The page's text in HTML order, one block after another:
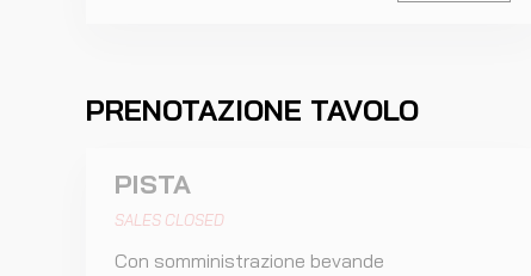
PRENOTAZIONE TAVOLO
PISTA
SALES CLOSED
Con somministrazione bevande